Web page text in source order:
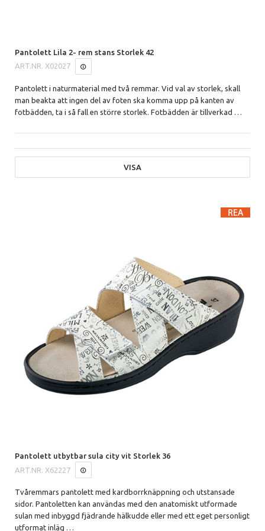
Pantolett Lila 2- rem stans Storlek 42
ART.NR. X02027
Pantolett i naturmaterial med två remmar. Vid val av storlek, skall
man beakta att ingen del av foten ska komma upp på kanten av
fotbädden, ta i så fall en större storlek. Fotbädden är tillverkad …
VISA
Pantolett utbytbar sula city vit Storlek 36
ART.NR. X62227
Tvåremmars pantolett med kardborrknäppning och utstansade
sidor. Pantoletten kan användas med den anatomiskt utformade
sulan med inbyggd fjädrande hälkudde eller med ett eget personligt
utformat inläg …